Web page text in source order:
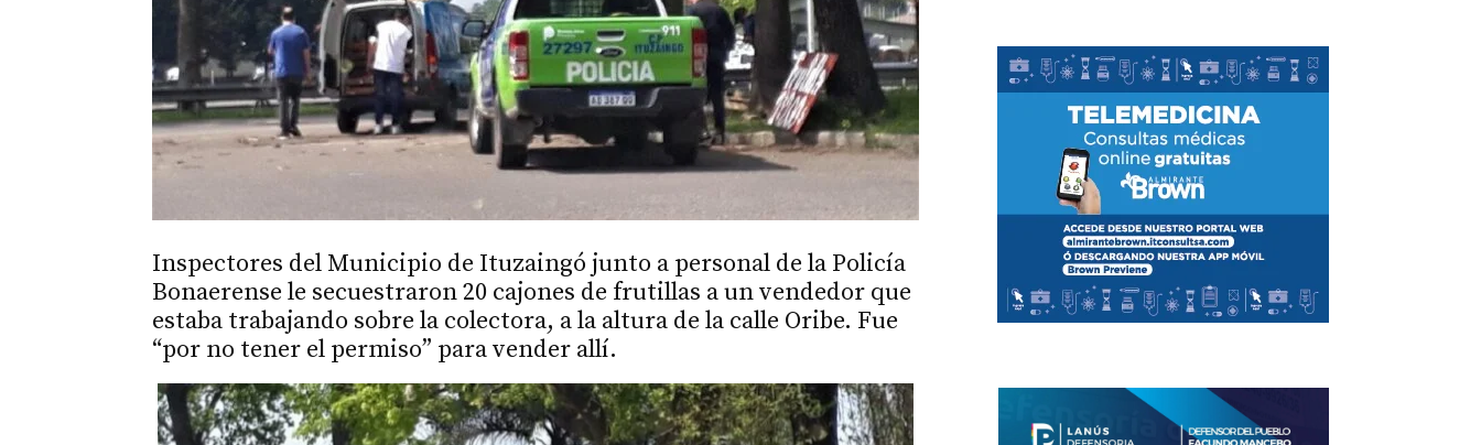
Inspectores del Municipio de Ituzaingó junto a personal de la Policía
Bonaerense le secuestraron 20 cajones de frutillas a un vendedor que
estaba trabajando sobre la colectora, a la altura de la calle Oribe. Fue
“por no tener el permiso” para vender allí.